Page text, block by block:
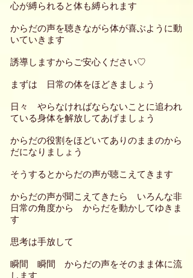
心が縛られると体も縛られます
からだの声を聴きながら体が喜ぶように動
いていきます
誘導しますからご安心ください♡
まずは 日常の体をほどきましょう
日々 やらなければならないことに追われ
ている身体を解放してあげましょう
​からだの役割をほどいてありのままのから
だになりましょう
そうするとからだの声が聴こえてきます
からだの声が聞こえてきたら いろんな非
日常の角度から からだを動かしてゆきま
す
思考は手放して
瞬間 瞬間 からだの声をそのまま体に流
します